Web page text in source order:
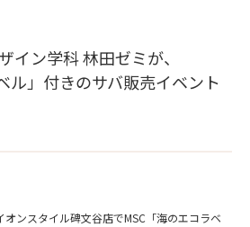
イン学科 林田ゼミが、
ル」付きのサバ販売イベント
ンスタイル碑文谷店でMSC「海のエコラベ